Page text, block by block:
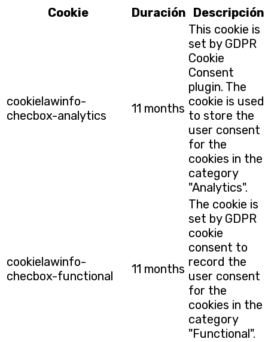
Cookie Duración Descripción
cookielawinfo-
checbox-analytics
11 months
This cookie is
set by GDPR
Cookie
Consent
plugin. The
cookie is used
to store the
user consent
for the
cookies in the
category
"Analytics".
cookielawinfo-
checbox-functional
11 months
The cookie is
set by GDPR
cookie
consent to
record the
user consent
for the
cookies in the
category
"Functional".